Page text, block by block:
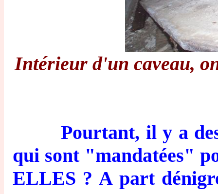
Intérieur d'un caveau,
Pourtant, il y a des
qui sont "mandatées"
ELLES ? A part